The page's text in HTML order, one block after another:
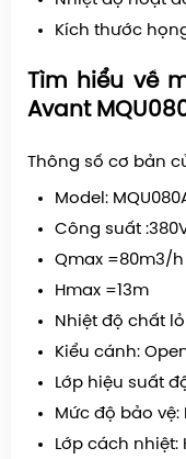
Kích thước
Tìm hiểu về
Avant
Thông số cơ bản
Model:
Công suất
Qmax =80m3/h
Hmax =13m
Nhiệt độ chất
Kiểu cánh:
Lớp hiệu suất
Mức độ bảo vệ:
Lớp cách nhiệt: